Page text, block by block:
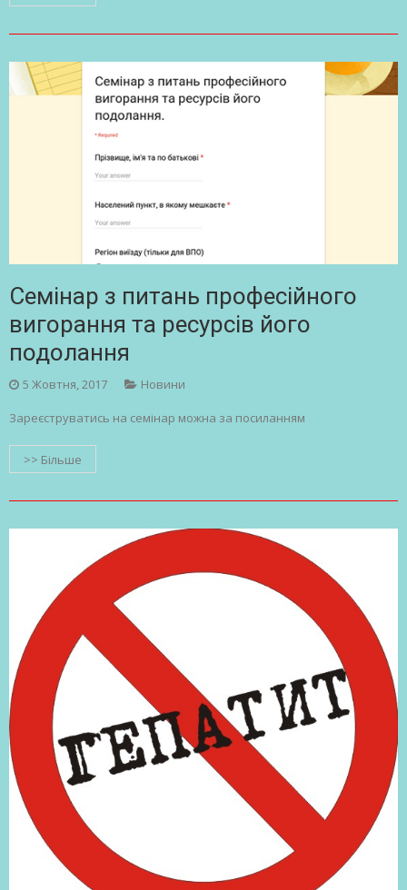
Семінар з питань професійного
вигорання та ресурсів його
подолання
5 Жовтня, 2017 Новини
Зареєструватись на семінар можна за посиланням
>> Більше